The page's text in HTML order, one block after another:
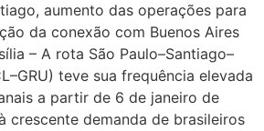
aumento das operações para
da conexão com Buenos Aires
– A rota São Paulo–Santiago–
teve sua frequência elevada
a partir de 6 de janeiro de
crescente demanda de brasileiros